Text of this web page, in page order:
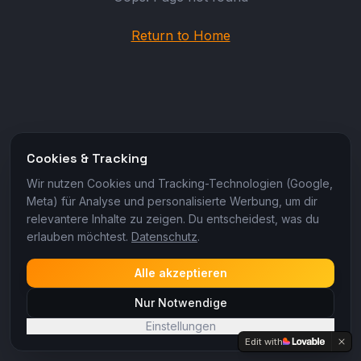
Return to Home
Cookies & Tracking
Wir nutzen Cookies und Tracking-Technologien (Google,
Meta) für Analyse und personalisierte Werbung, um dir
relevantere Inhalte zu zeigen. Du entscheidest, was du
erlauben möchtest. Datenschutz.
Alle akzeptieren
Nur Notwendige
Einstellungen
Edit with